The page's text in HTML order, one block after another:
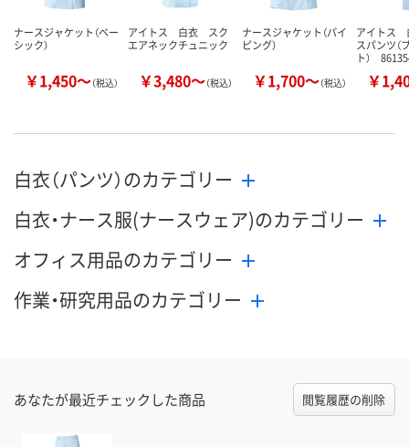
ナースジャケット（ベー
シック）
￥1,450～（税込）
アイトス 白衣 スク
エアネックチュニック
￥3,480～（税込）
ナースジャケット（パイ
ピング）
￥1,700～（税込）
アイトス
スパンツ（
ト）
￥
白衣（パンツ）のカテゴリー
白衣・ナース服(ナースウェア)のカテゴリー
オフィス用品のカテゴリー
作業・研究用品のカテゴリー
あなたが最近チェックした商品 閲覧履歴の削除